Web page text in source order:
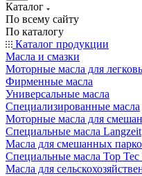
Каталог
По всему сайту
По каталогу
Каталог продукции
Масла и смазки
Моторные масла для
Фирменные масла
Универсальные масла
Специализированные масла
Моторные масла для
Специальные масла Langzeit
Масла для смешанных
Специальные масла Top Tec
Масла для